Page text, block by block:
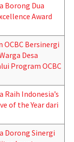
Borong Dua
Award
OCBC Bersinergi
Desa
Program OCBC
Indonesia’s
of the Year dari
Dorong Sinergi